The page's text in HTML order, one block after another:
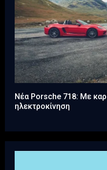
Νέα Porsche 718: Με
ηλεκτροκίνηση